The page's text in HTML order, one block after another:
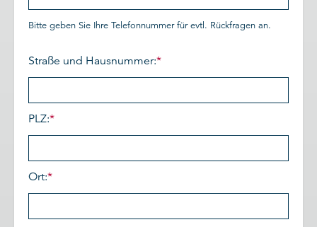
Bitte geben Sie Ihre Telefonnummer für evtl. Rückfragen an.
Straße und Hausnummer:*
PLZ:*
Ort:*